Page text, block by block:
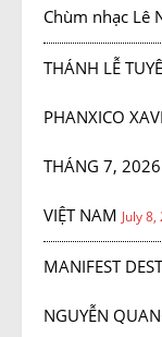
Chùm nhạc Lê
THÁNH LỄ
PHANXICO
THÁNG 7,
VIỆT NAM July
MANIFEST
NGUYỄN